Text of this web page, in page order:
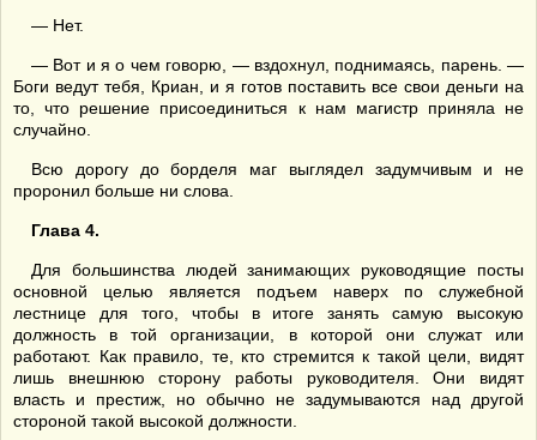
— Нет.
— Вот и я о чем говорю, — вздохнул, поднимаясь, парень. —
Боги ведут тебя, Криан, и я готов поставить все свои деньги на
то, что решение присоединиться к нам магистр приняла не
случайно.
Всю дорогу до борделя маг выглядел задумчивым и не
проронил больше ни слова.
Глава 4.
Для большинства людей занимающих руководящие посты
основной целью является подъем наверх по служебной
лестнице для того, чтобы в итоге занять самую высокую
должность в той организации, в которой они служат или
работают. Как правило, те, кто стремится к такой цели, видят
лишь внешнюю сторону работы руководителя. Они видят
власть и престиж, но обычно не задумываются над другой
стороной такой высокой должности.